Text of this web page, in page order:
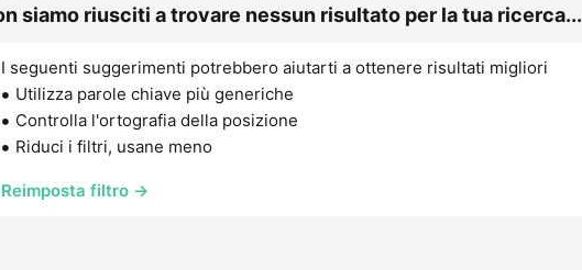
siamo riusciti a trovare nessun risultato per la tua ricerca...
I seguenti suggerimenti potrebbero aiutarti a ottenere risultati migliori
Utilizza parole chiave più generiche
Controlla l'ortografia della posizione
Riduci i filtri, usane meno
Reimposta filtro →